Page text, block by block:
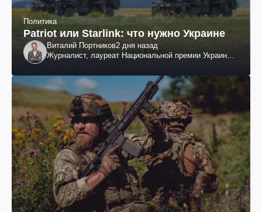
Политика
Patriot или Starlink: что нужно Украине
Виталий Портников2 дня назад
Журналист, лауреат Национальной премии Украины